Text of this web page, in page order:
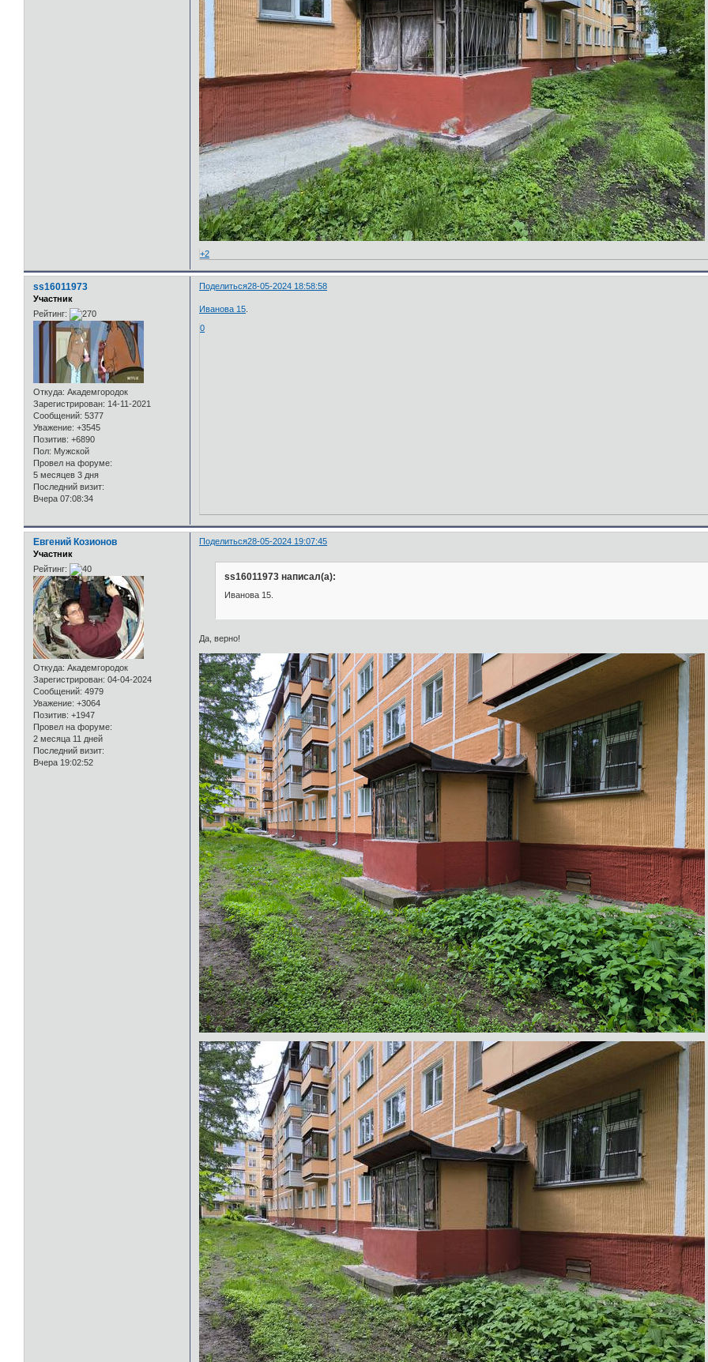
+2
Поделиться28-05-2024 18:58:58
ss16011973
Участник
Рейтинг:
Откуда: Академгородок
Зарегистрирован: 14-11-2021
Сообщений: 5377
Уважение: +3545
Позитив: +6890
Пол: Мужской
Провел на форуме:
5 месяцев 3 дня
Последний визит:
Вчера 07:08:34
Иванова 15
0
Поделиться28-05-2024 19:07:45
Евгений Козионов
Участник
Рейтинг:
Откуда: Академгородок
Зарегистрирован: 04-04-2024
Сообщений: 4979
Уважение: +3064
Позитив: +1947
Провел на форуме:
2 месяца 11 дней
Последний визит:
Вчера 19:02:52
ss16011973 написал(а):
Иванова 15.
Да, верно!